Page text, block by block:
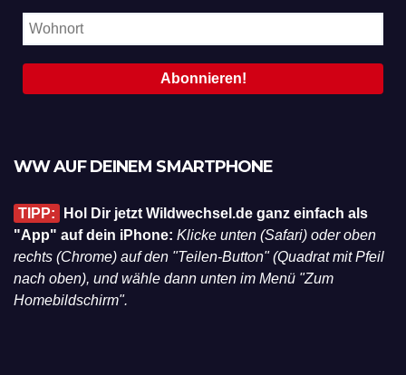
WW AUF DEINEM SMARTPHONE
TIPP:
Hol Dir jetzt Wildwechsel.de ganz einfach als
"App" auf dein iPhone: Klicke unten (Safari) oder oben
rechts (Chrome) auf den "Teilen-Button" (Quadrat mit Pfeil
nach oben), und wähle dann unten im Menü "Zum
Homebildschirm".